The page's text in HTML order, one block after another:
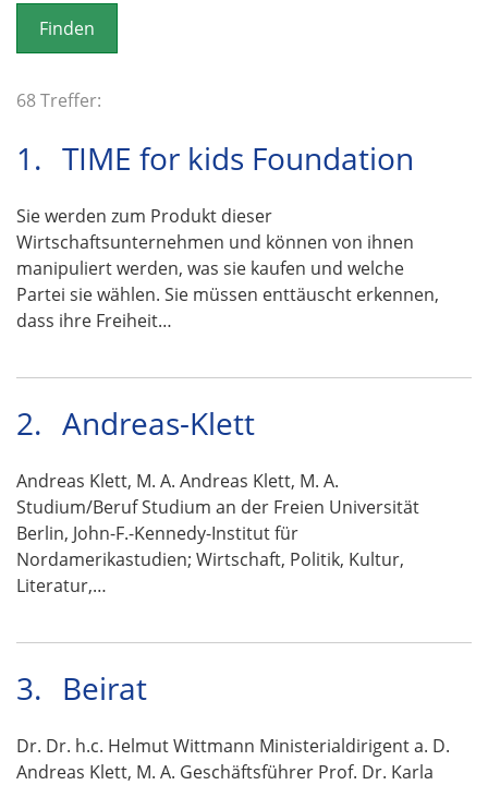
o
n
68 Treffer:
1. TIME for kids Foundation
Sie werden zum Produkt dieser
Wirtschaftsunternehmen und können von ihnen
manipuliert werden, was sie kaufen und welche
Partei sie wählen. Sie müssen enttäuscht erkennen,
dass ihre Freiheit…
2. Andreas-Klett
Andreas Klett, M. A. Andreas Klett, M. A.
Studium/Beruf Studium an der Freien Universität
Berlin, John-F.-Kennedy-Institut für
Nordamerikastudien; Wirtschaft, Politik, Kultur,
Literatur,…
3. Beirat
Dr. Dr. h.c. Helmut Wittmann Ministerialdirigent a. D.
Andreas Klett, M. A. Geschäftsführer Prof. Dr. Karla